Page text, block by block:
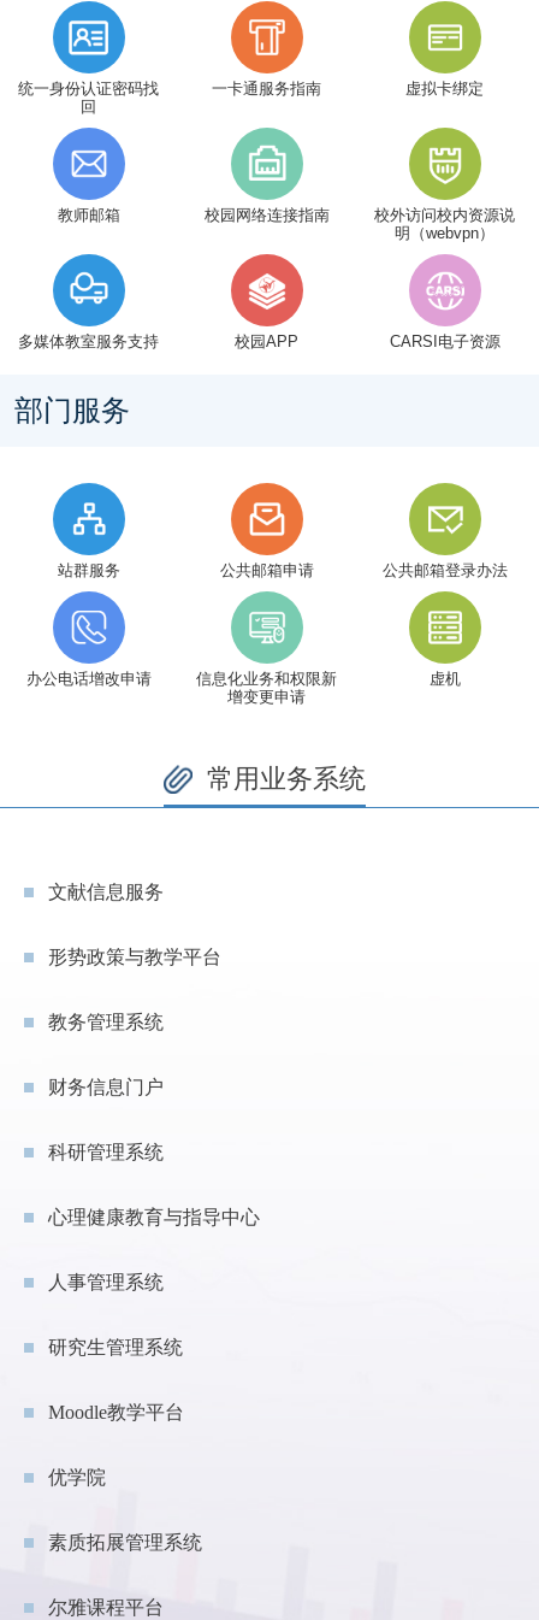
统一身份认证密码找
回
一卡通服务指南 虚拟卡绑定
教师邮箱 校园网络连接指南
校外访问校内资源说
明（webvpn）
多媒体教室服务支持 校园APP CARSI电子资源
部门服务
站群服务 公共邮箱申请 公共邮箱登录办法
办公电话增改申请
信息化业务和权限新
增变更申请
虚机
常用业务系统
文献信息服务
形势政策与教学平台
教务管理系统
财务信息门户
科研管理系统
心理健康教育与指导中心
人事管理系统
研究生管理系统
Moodle教学平台
优学院
素质拓展管理系统
尔雅课程平台